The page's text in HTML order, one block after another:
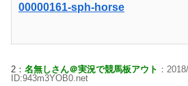
00000161-sph-horse
2： 名無しさん＠実況で競馬板アウト ：
ID:943m3YOB0.net